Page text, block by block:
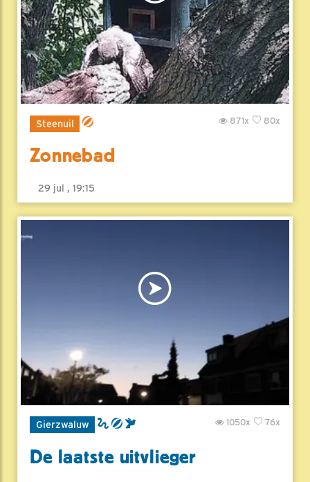
Steenuil 80x
871x
Zonnebad
29 jul , 19:15
Gierzwaluw 76x
1050x
De laatste uitvlieger